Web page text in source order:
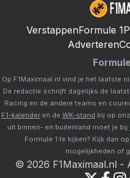
VerstappenFormule 1
Adverteren
Op F1Maximaal.nl vind je het laatste
De redactie schrijft dagelijks de
Racing en de andere teams en
F1-kalender en de WK-stand bij op
uit binnen- en buitenland moet je bij
Formule 1 te kijken? Kijk dan
mogelijkheden of
© 2026 F1Maximaal.nl -